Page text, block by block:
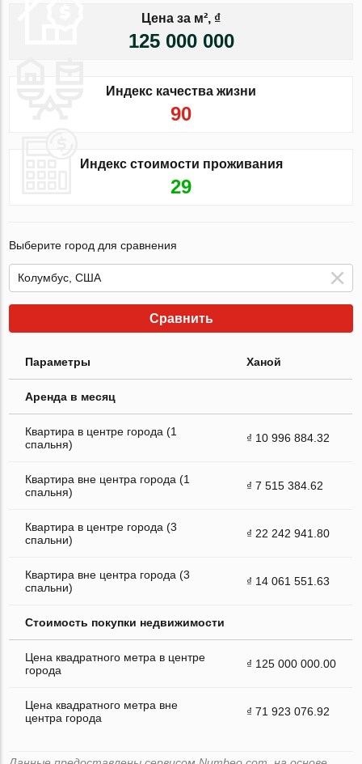
Цена за м², ₫
125 000 000
Индекс качества жизни
90
Индекс стоимости проживания
29
Выберите город для сравнения
Сравнить
Параметры Ханой
Аренда в месяц
Квартира в центре города (1
спальня)
₫ 10 996 884.32
Квартира вне центра города (1
спальня)
₫ 7 515 384.62
Квартира в центре города (3
спальни)
₫ 22 242 941.80
Квартира вне центра города (3
спальни)
₫ 14 061 551.63
Стоимость покупки недвижимости
Цена квадратного метра в центре
города
₫ 125 000 000.00
Цена квадратного метра вне
центра города
₫ 71 923 076.92